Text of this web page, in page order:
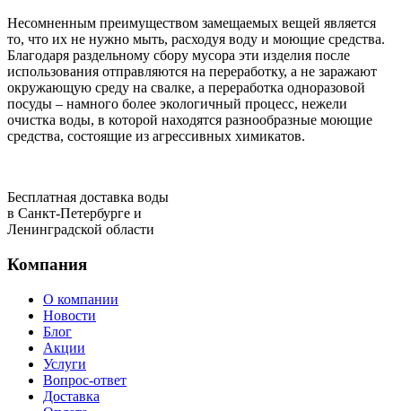
Несомненным преимуществом замещаемых вещей является
то, что их не нужно мыть, расходуя воду и моющие средства.
Благодаря раздельному сбору мусора эти изделия после
использования отправляются на переработку, а не заражают
окружающую среду на свалке, а переработка одноразовой
посуды – намного более экологичный процесс, нежели
очистка воды, в которой находятся разнообразные моющие
средства, состоящие из агрессивных химикатов.
Бесплатная доставка воды
в Санкт-Петербурге и
Ленинградской области
Компания
О компании
Новости
Блог
Акции
Услуги
Вопрос-ответ
Доставка